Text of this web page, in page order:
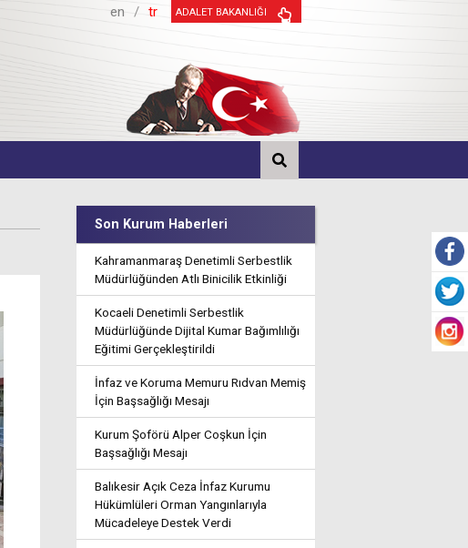
en / tr ADALET BAKANLIĞI
Son Kurum Haberleri
Kahramanmaraş Denetimli Serbestlik
Müdürlüğünden Atlı Binicilik Etkinliği
Kocaeli Denetimli Serbestlik
Müdürlüğünde Dijital Kumar Bağımlılığı
Eğitimi Gerçekleştirildi
İnfaz ve Koruma Memuru Rıdvan Memiş
İçin Başsağlığı Mesajı
Kurum Şoförü Alper Coşkun İçin
Başsağlığı Mesajı
Balıkesir Açık Ceza İnfaz Kurumu
Hükümlüleri Orman Yangınlarıyla
Mücadeleye Destek Verdi